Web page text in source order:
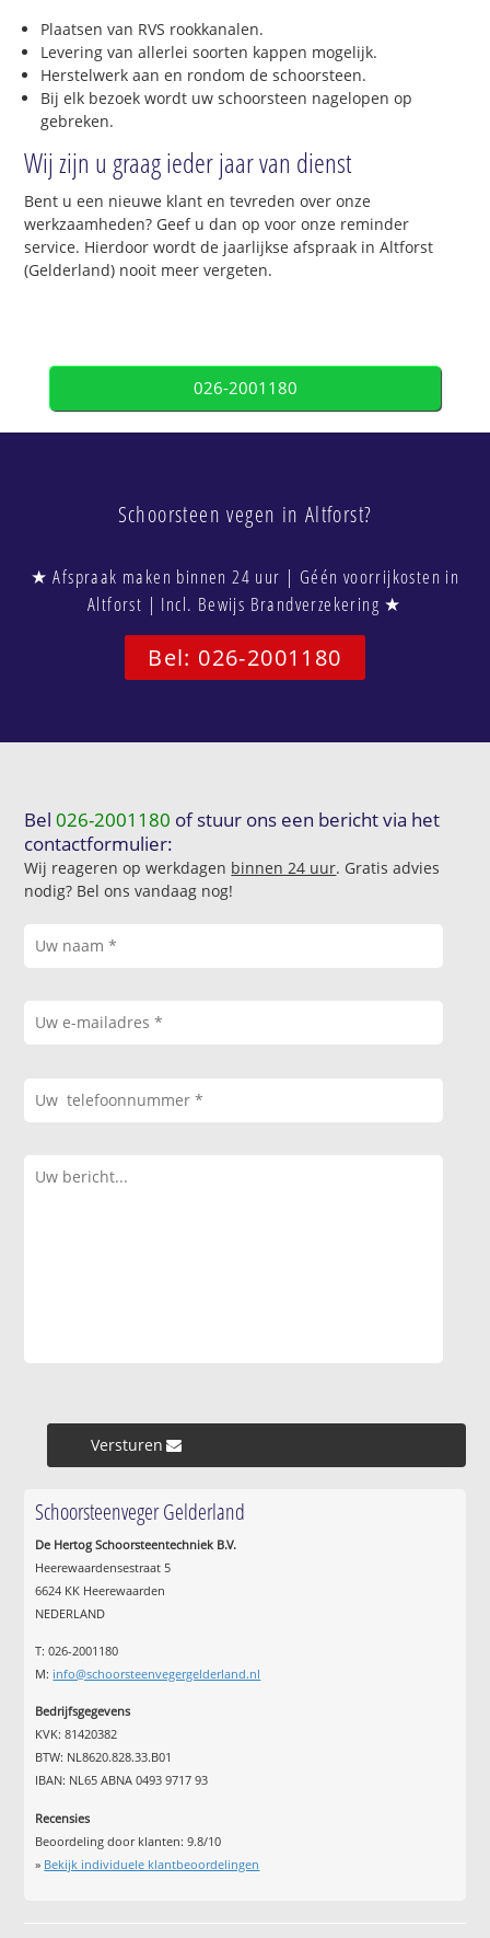
Plaatsen van RVS rookkanalen.
Levering van allerlei soorten kappen mogelijk.
Herstelwerk aan en rondom de schoorsteen.
Bij elk bezoek wordt uw schoorsteen nagelopen op
gebreken.
Wij zijn u graag ieder jaar van dienst
Bent u een nieuwe klant en tevreden over onze
werkzaamheden? Geef u dan op voor onze reminder
service. Hierdoor wordt de jaarlijkse afspraak in Altforst
(Gelderland) nooit meer vergeten.
026-2001180
Schoorsteen vegen in Altforst?
★ Afspraak maken binnen 24 uur | Géén voorrijkosten in
Altforst | Incl. Bewijs Brandverzekering ★
Bel: 026-2001180
Bel026-2001180 of stuur ons een bericht via het
contactformulier:
Wij reageren op werkdagen binnen 24 uur. Gratis advies
nodig? Bel ons vandaag nog!
Versturen »
Schoorsteenveger Gelderland
De Hertog Schoorsteentechniek B.V.
Heerewaardensestraat 5
6624 KK Heerewaarden
NEDERLAND
T: 026-2001180
M: info@schoorsteenvegergelderland.nl
Bedrijfsgegevens
KVK: 81420382
BTW: NL8620.828.33.B01
IBAN: NL65 ABNA 0493 9717 93
Recensies
Beoordeling door klanten:9.8/10
» Bekijk individuele klantbeoordelingen